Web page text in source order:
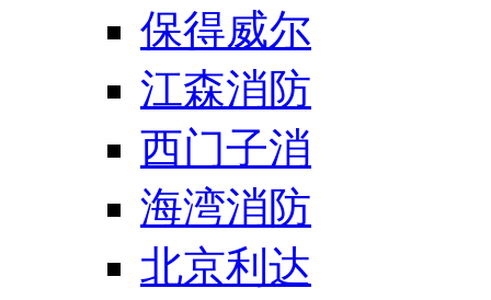
保得威尔
江森消防
西门子消
海湾消防
北京利达